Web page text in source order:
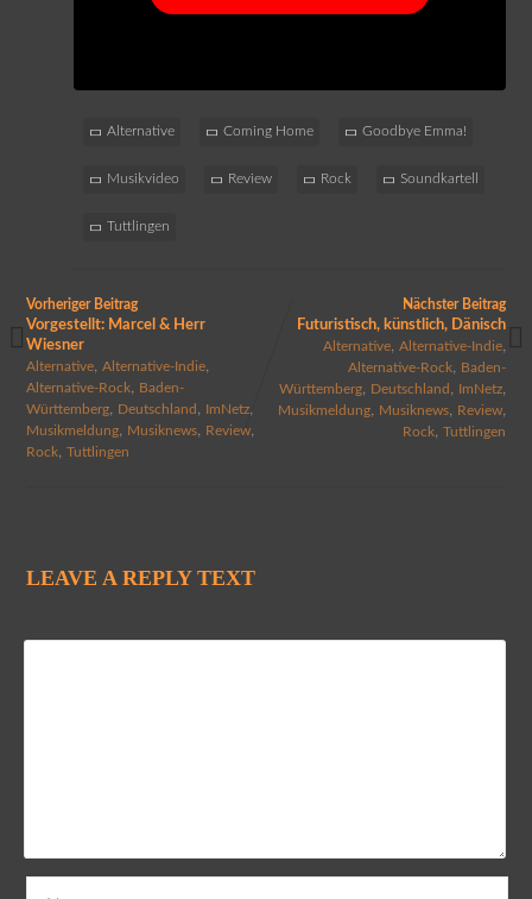
Alternative Coming Home Goodbye Emma!
Musikvideo Review Rock Soundkartell
Tuttlingen
Vorheriger Beitrag
Vorgestellt: Marcel & Herr
Wiesner
Alternative, Alternative-Indie,
Alternative-Rock,
Baden-
Württemberg, Deutschland ImNetz,
Musikmeldung, Musiknews, Review,
Rock, Tuttlingen
Nächster Beitrag
Futuristisch, künstlich, Dänisch
Alternative ,Alternative-Indie
Alternative-Rock
Baden-
Württemberg
Deutschland ImNetz
Musikmeldung Musiknews Review
Rock ,Tuttlingen
LEAVE A REPLY TEXT